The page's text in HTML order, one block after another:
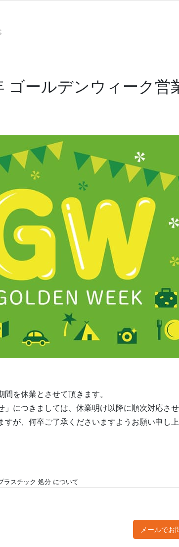
ゴールデンウィーク営
を休業とさせて頂きます。
につきましては、休業明け以降に順次対応させ
が、何卒ご了承くださいますようお願い申し上
ラスチック 処分 について
メールでお